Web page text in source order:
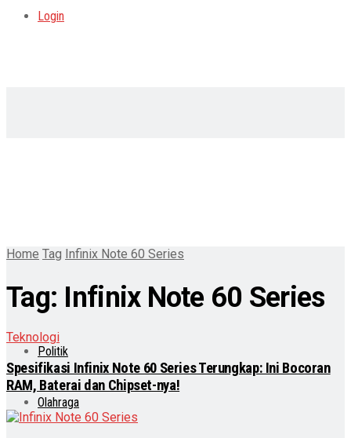
Login
Politik
Olahraga
Home Tag Infinix Note 60 Series
Tag: Infinix Note 60 Series
Teknologi
Spesifikasi Infinix Note 60 Series Terungkap: Ini Bocoran
RAM, Baterai dan Chipset-nya!